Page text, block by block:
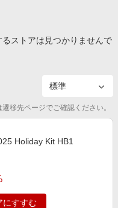
ストアは見つかりませんで
移先ページでご確認ください。
Holiday Kit HB1
にすすむ